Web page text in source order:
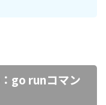
go runコマン